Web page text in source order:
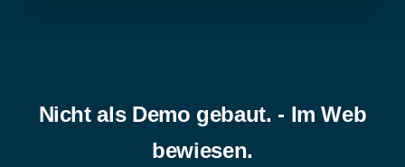
Nicht als Demo gebaut. - Im Web
bewiesen.